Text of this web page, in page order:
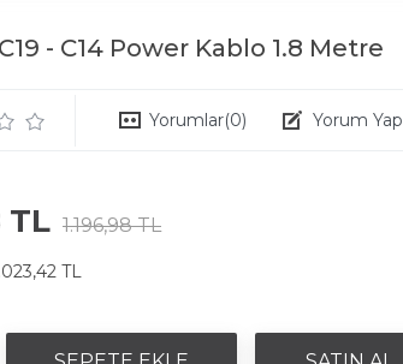
- C14 Power Kablo 1.8 Metre
Yorumlar(0) Yorum Yap
TL 1.196,98 TL
TL